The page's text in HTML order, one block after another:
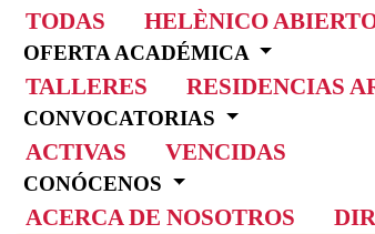
TODAS HELÈNICO
OFERTA ACADÉMICA
TALLERES RESIDENCIAS
CONVOCATORIAS
ACTIVAS VENCIDAS
CONÓCENOS
ACERCA DE NOSOTROS
INICIO
CREACIÓN COLECTIVA DEL
Creación colectiva del